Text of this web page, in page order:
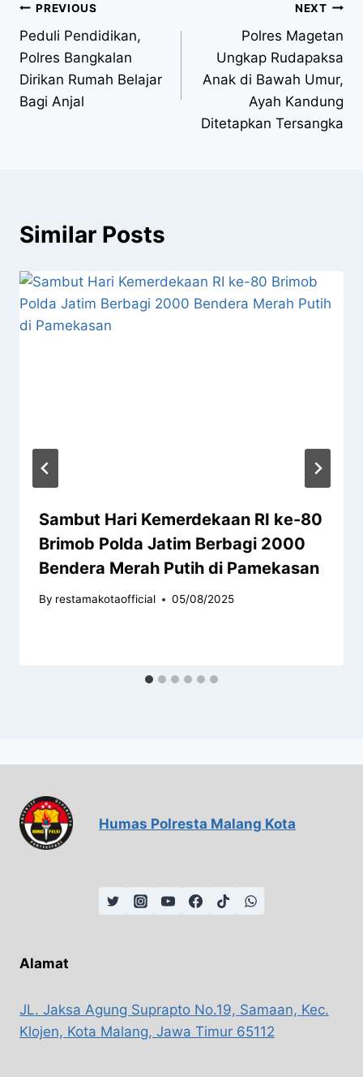
PREVIOUS
Peduli Pendidikan,
Polres Bangkalan
Dirikan Rumah Belajar
Bagi Anjal
NEXT
Polres Magetan
Ungkap Rudapaksa
Anak di Bawah Umur,
Ayah Kandung
Ditetapkan Tersangka
Similar Posts
Sambut Hari Kemerdekaan RI ke-80
Brimob Polda Jatim Berbagi 2000
Bendera Merah Putih di Pamekasan
By restamakotaofficial 05/08/2025
Humas Polresta Malang Kota
Alamat
JL. Jaksa Agung Suprapto No.19, Samaan, Kec.
Klojen, Kota Malang, Jawa Timur 65112